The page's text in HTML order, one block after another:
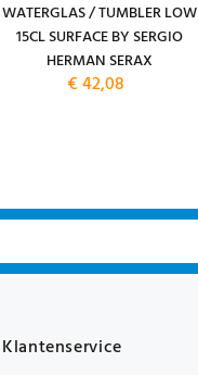
WATERGLAS / TUMBLER LOW
15CL SURFACE BY SERGIO
HERMAN SERAX
€ 42,08
Klantenservice